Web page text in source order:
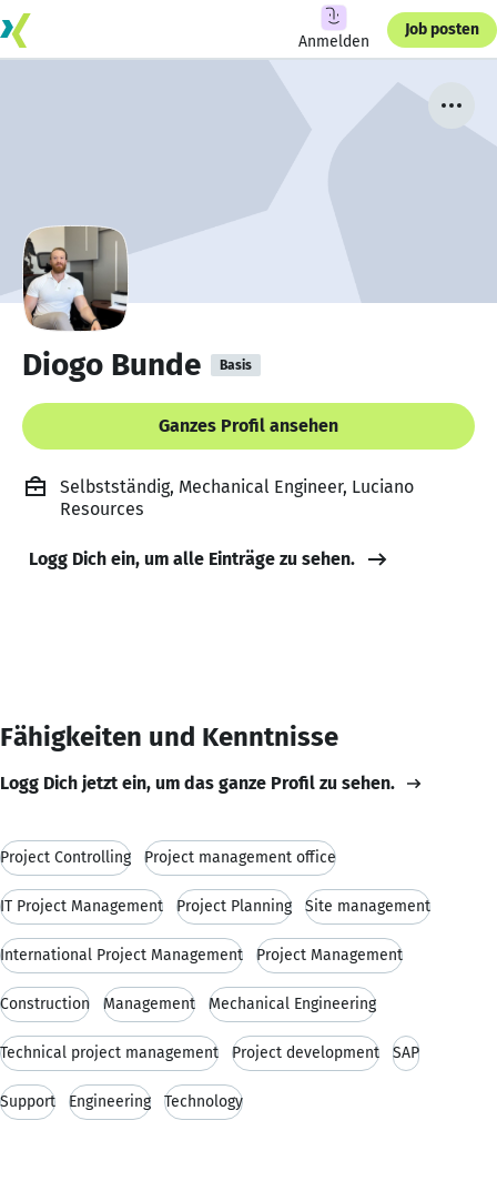
Anmelden
Job posten
Diogo Bunde Basis
Ganzes Profil ansehen
Selbstständig, Mechanical Engineer, Luciano
Resources
Logg Dich ein, um alle Einträge zu sehen.
Fähigkeiten und Kenntnisse
Logg Dich jetzt ein, um das ganze Profil zu sehen.
Project Controlling Project management office
IT Project Management Project Planning Site management
International Project Management Project Management
Construction Management Mechanical Engineering
Technical project management Project development SAP
Support Engineering Technology